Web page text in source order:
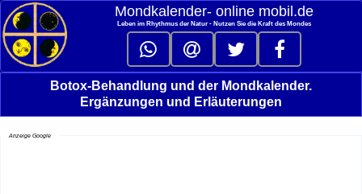
Mondkalender‑ online mobil.de
Leben im Rhythmus der Natur - Nutzen Sie die Kraft des Mondes
Botox-Behandlung und der Mondkalender.
Ergänzungen und Erläuterungen
Anzeige Google